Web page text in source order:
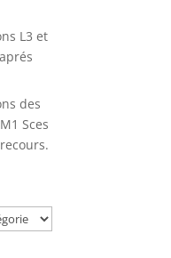
L3 et
des
Sces